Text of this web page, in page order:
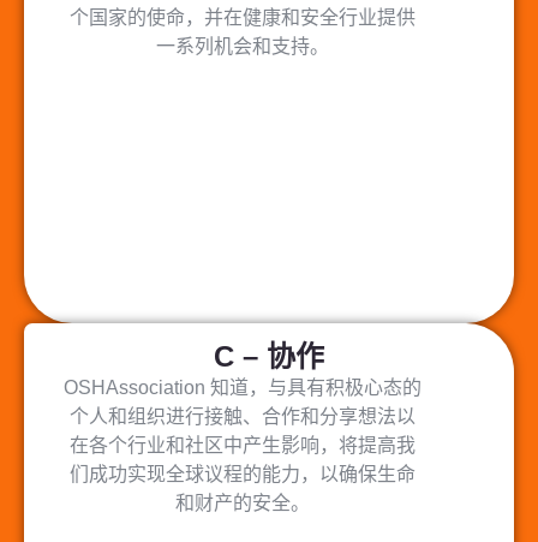
个国家的使命，并在健康和安全行业提供
一系列机会和支持。
C – 协作
OSHAssociation 知道，与具有积极心态的
个人和组织进行接触、合作和分享想法以
在各个行业和社区中产生影响，将提高我
们成功实现全球议程的能力，以确保生命
和财产的安全。